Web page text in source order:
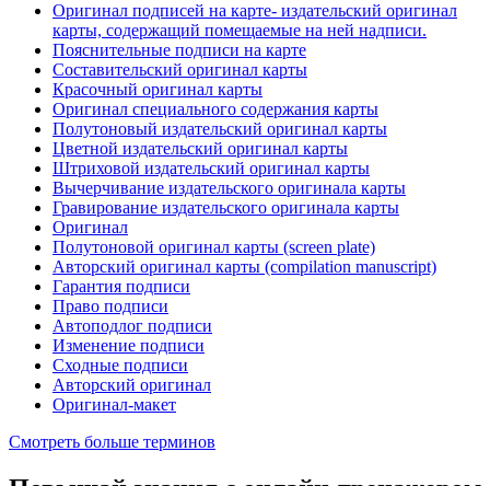
Оригинал подписей на карте- издательский оригинал
карты, содержащий помещаемые на ней надписи.
Пояснительные подписи на карте
Составительский оригинал карты
Красочный оригинал карты
Оригинал специального содержания карты
Полутоновый издательский оригинал карты
Цветной издательский оригинал карты
Штриховой издательский оригинал карты
Вычерчивание издательского оригинала карты
Гравирование издательского оригинала карты
Оригинал
Полутоновой оригинал карты (screen plate)
Авторский оригинал карты (compilation manuscript)
Гарантия подписи
Право подписи
Автоподлог подписи
Изменение подписи
Сходные подписи
Авторский оригинал
Оригинал-макет
Смотреть больше терминов